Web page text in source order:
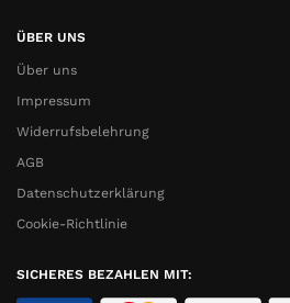
ÜBER UNS
Über uns
Impressum
Widerrufsbelehrung
AGB
Datenschutzerklärung
Cookie-Richtlinie
SICHERES BEZAHLEN MIT: